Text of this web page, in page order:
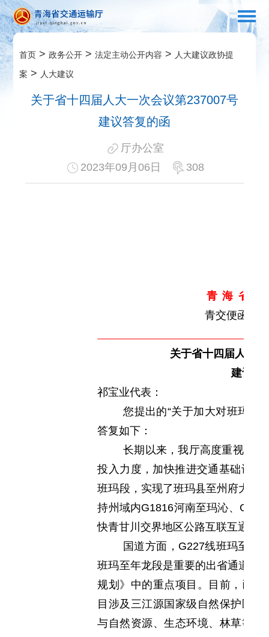
首页 >政务公开 >法定主动公开内容 > 人大建议政协提
案 > 人大建议
关于省十四届人大一次会议第237007号
建议答复的函
厅办公室
2023年09月06日
308
青海省
青交便函〔
关于省十四届人大
建议答
祁宝业代表：
您提出的“关于加大对班玛县
答复如下：
长期以来，我厅高度重视果
投入力度，加快推进交通基础设施
班玛段，实现了班玛县至州府大武
持州域内G1816河南至玛沁、
快青甘川交界地区公路互联互通步
国道方面，G227线班玛至友
班玛至年龙段是重要的出省通道，
规划》中的重点项目。目前，已
目涉及三江源国家级自然保护区
与自然资源、生态环境、林草等